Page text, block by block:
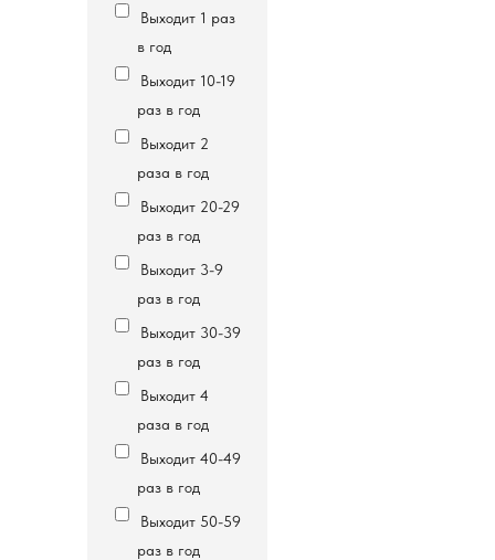
Выходит 1 раз
в год
Выходит 10-19
раз в год
Выходит 2
раза в год
Выходит 20-29
раз в год
Выходит 3-9
раз в год
Выходит 30-39
раз в год
Выходит 4
раза в год
Выходит 40-49
раз в год
Выходит 50-59
раз в год